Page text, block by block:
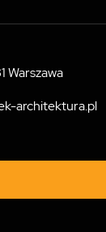
Warszawa
architektura.pl